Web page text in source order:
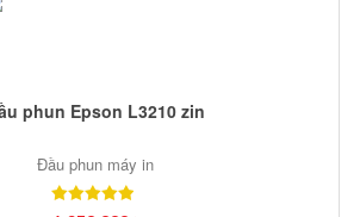
phun Epson L3210 zin
Đầu phun máy in